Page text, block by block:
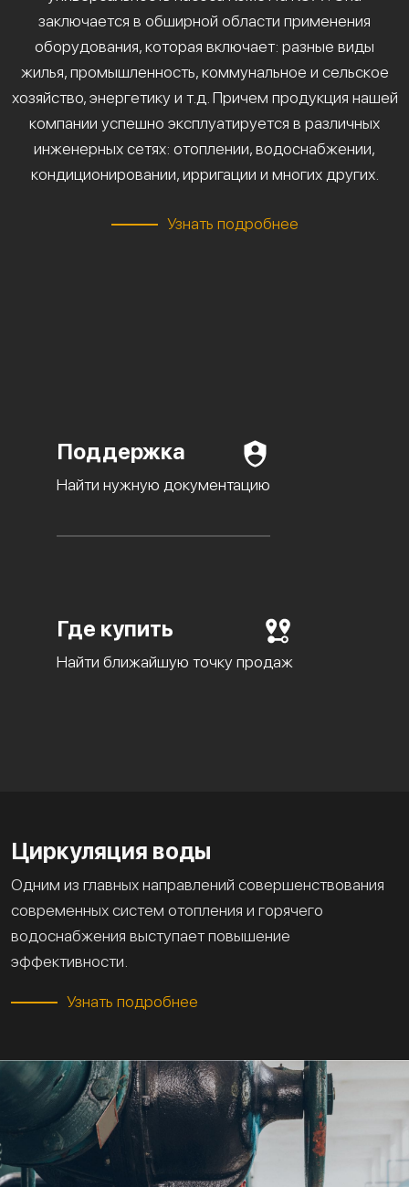
заключается в обширной области применения
оборудования, которая включает: разные виды
жилья, промышленность, коммунальное и сельское
хозяйство, энергетику и т.д. Причем продукция нашей
компании успешно эксплуатируется в различных
инженерных сетях: отоплении, водоснабжении,
кондиционировании, ирригации и многих других.
Узнать подробнее
Поддержка
Найти нужную документацию
Где купить
Найти ближайшую точку продаж
Циркуляция воды
Одним из главных направлений совершенствования
современных систем отопления и горячего
водоснабжения выступает повышение
эффективности.
Узнать подробнее